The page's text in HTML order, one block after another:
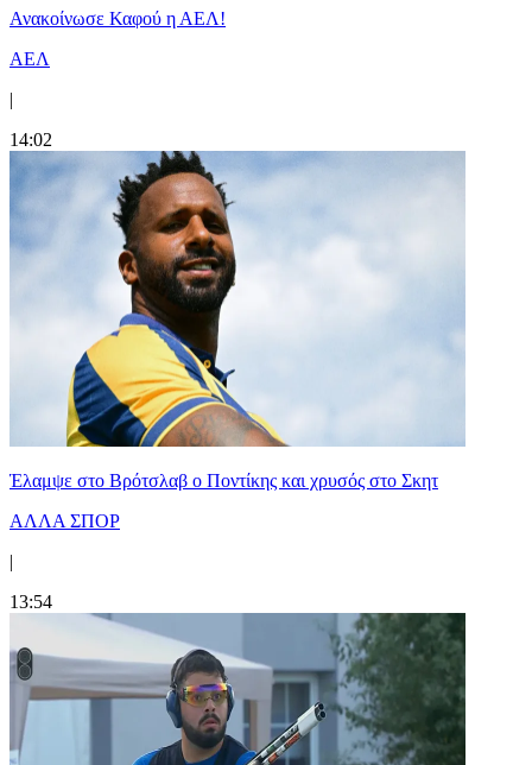
Ανακοίνωσε Καφού η ΑΕΛ!
ΑΕΛ
|
14:02
Έλαμψε στο Βρότσλαβ ο Ποντίκης και χρυσός στο Σκητ
ΑΛΛΑ ΣΠΟΡ
|
13:54